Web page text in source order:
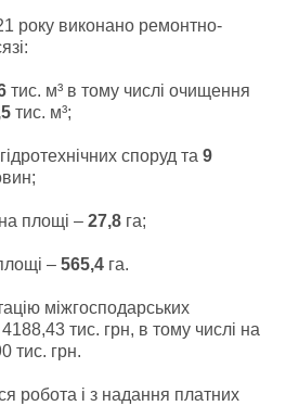
року виконано ремонтно-
тис. м³ в тому числі очищення
тис. м³;
гідротехнічних споруд та 9
площі – 27,8 га;
– 565,4 га.
міжгосподарських
тис. грн, в тому числі на
тис. грн.
робота і з надання платних